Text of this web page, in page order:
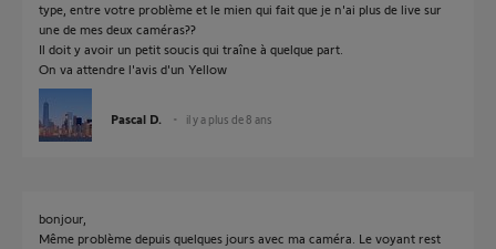
type, entre votre problème et le mien qui fait que je n'ai plus de live sur
une de mes deux caméras??
Il doit y avoir un petit soucis qui traîne à quelque part.
On va attendre l'avis d'un Yellow
Pascal D. il y a plus de 8 ans
bonjour,
Même problème depuis quelques jours avec ma caméra. Le voyant rest